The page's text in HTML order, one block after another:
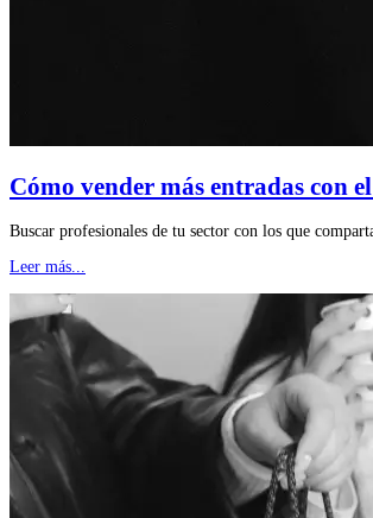
Cómo vender más entradas con
Buscar profesionales de tu sector con los que
Leer más...